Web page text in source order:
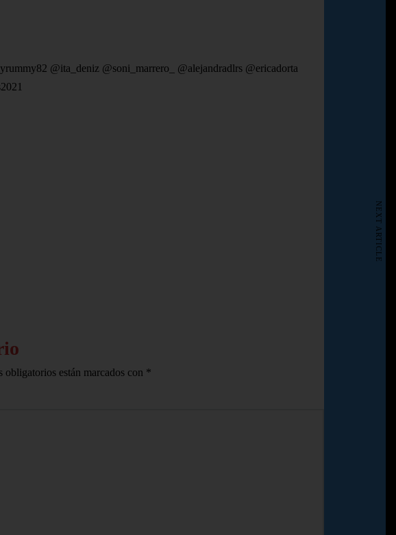
@ita_deniz @soni_marrero_ @alejandradlrs @ericadorta
obligatorios están marcados con *
NEXT ARTICLE